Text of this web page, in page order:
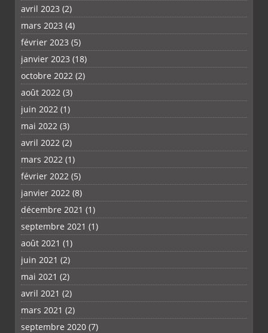
PLUS
avril 2023 (2)
mars 2023 (4)
février 2023 (5)
janvier 2023 (18)
octobre 2022 (2)
août 2022 (3)
juin 2022 (1)
mai 2022 (3)
avril 2022 (2)
mars 2022 (1)
février 2022 (5)
janvier 2022 (8)
décembre 2021 (1)
septembre 2021 (1)
août 2021 (1)
juin 2021 (2)
mai 2021 (2)
avril 2021 (2)
mars 2021 (2)
septembre 2020 (7)